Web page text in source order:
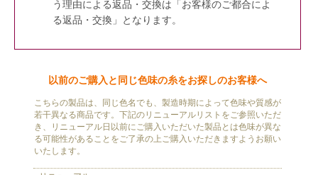
う理由による返品・交換は「お客様のご都合によ
る返品・交換」となります。